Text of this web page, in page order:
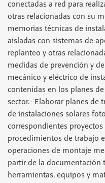
conectadas a red para
otras relacionadas con su
memorias técnicas de
aisladas con sistemas de
replanteo y otras
medidas de prevención y
mecánico y eléctrico de
contenidas en los planes
sector.- Elaborar planes de
de instalaciones solares
correspondientes
procedimientos de trabajo
operaciones de montaje
partir de la documentación
herramientas, equipos y